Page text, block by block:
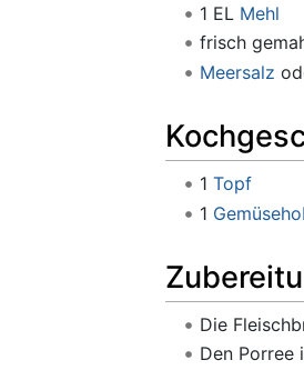
1 EL Mehl
frisch
Meersalz
1 Topf
1
Die
Den Porree